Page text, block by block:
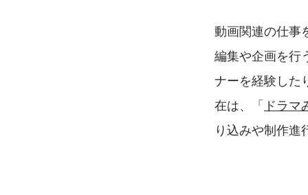
動画関連の仕事
編集や企画を行
ナーを経験した
在は、「 ドラマ
り込みや制作